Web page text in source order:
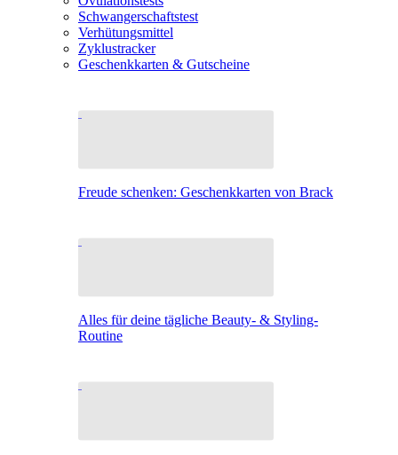
Schwangerschaftstest
Verhütungsmittel
Zyklustracker
Geschenkkarten & Gutscheine
Freude schenken: Geschenkkarten von Brack
Alles für deine tägliche Beauty- & Styling-
Routine